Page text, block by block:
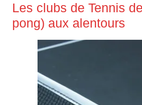
Les clubs de Tennis
pong) aux alentours